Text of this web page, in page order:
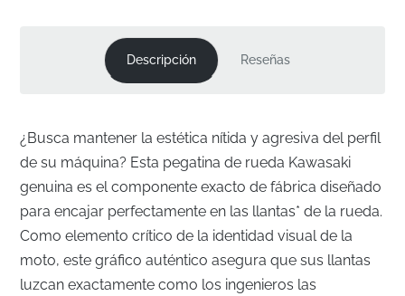
Descripción Reseñas
¿Busca mantener la estética nítida y agresiva del perfil
de su máquina? Esta pegatina de rueda Kawasaki
genuina es el componente exacto de fábrica diseñado
para encajar perfectamente en las llantas* de la rueda.
Como elemento crítico de la identidad visual de la
moto, este gráfico auténtico asegura que sus llantas
luzcan exactamente como los ingenieros las